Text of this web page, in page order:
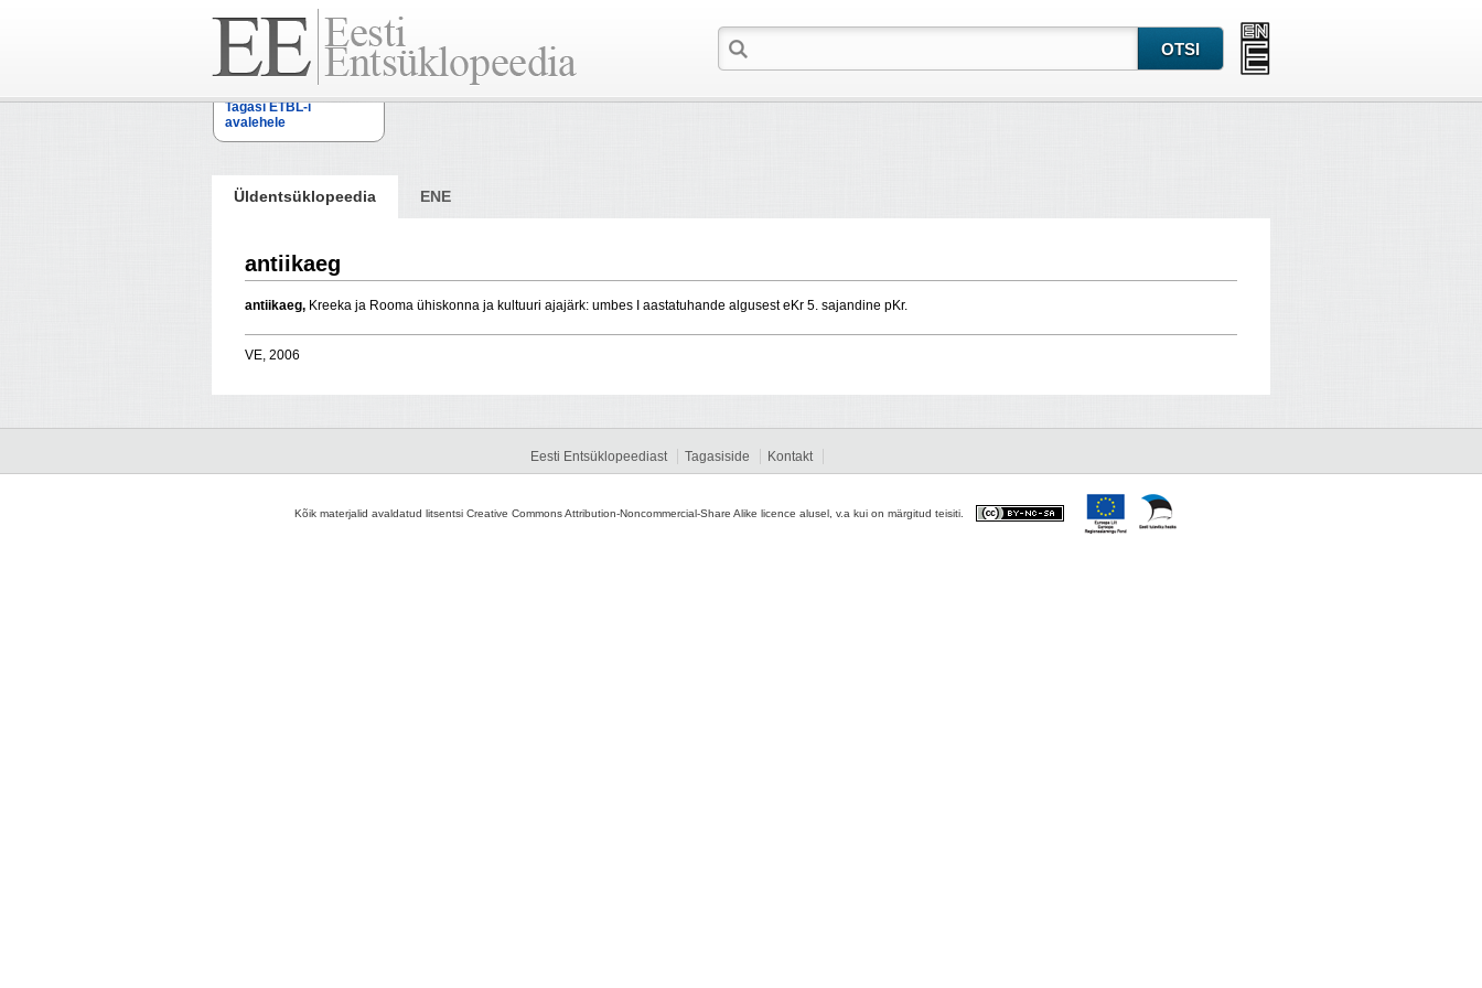
Tagasi ETBL-i
avalehele
Üldentsüklopeedia ENE
antiikaeg
antiikaeg, Kreeka ja Rooma ühiskonna ja kultuuri ajajärk: umbes I aastatuhande algusest eKr 5. sajandine pKr.
VE, 2006
Eesti Entsüklopeediast Tagasiside Kontakt
Kõik materjalid avaldatud litsentsi Creative Commons Attribution-Noncommercial-Share Alike licence alusel, v.a kui on märgitud teisiti.